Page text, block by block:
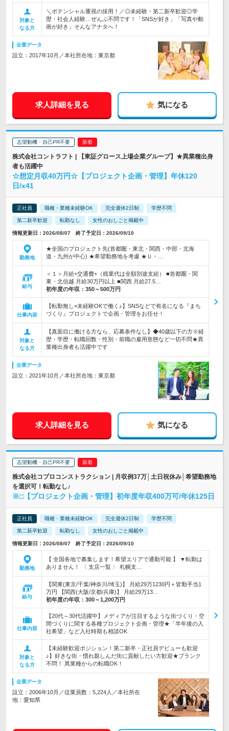
対象と
なる方
＼ポテンシャル重視の採用！／◎未経験・第二新卒歓迎◎学
歴・社会人経験…ぜんぶ不問です！「SNSが好き」「写真や動
画が好き」そんなアナタへ！
企業データ
設立：2017年10月／本社所在地：東京都
求人詳細を見る 気になる
志望動機・自己PR不要
株式会社コントラフト | 【東証グロース上場企業グループ】★異業種出身
者も活躍中
☆想定月収40万円☆【プロジェクト企画・管理】年休120
日/x41
正社員 職種・業種未経験OK 完全週休2日制 学歴不問
第二新卒歓迎 転勤なし 女性のおしごと掲載中
情報更新日：2026/08/07 終了予定日：2026/09/10
勤務地
★全国のプロジェクト先(首都圏・東北・関西・中部・北海
道・九州が中心) ★希望勤務地を考慮 ★Ｕ・…
給与
＜１＞月給+交通費+（残業代は全額別途支給） ■首都圏・関
東・北信越 月給30万円以上 ■関西 月給27.5…
初年度の年収： 350～500万円
仕事内容
【転勤無し×未経験OKで働く♪】SNSなどで有名になる『まち
づくり』プロジェクトで企画・管理をお任せ！
対象と
なる方
【真面目に働ける方なら、応募条件なし】◆40歳以下の方※経
歴・学歴・転職回数・性別・前職の雇用形態など一切不問★異
業種出身者も活躍中です
企業データ
設立：2021年10月／本社所在地：東京都
求人詳細を見る 気になる
志望動機・自己PR不要
株式会社コプロコンストラクション | 月収例37万│土日祝休み│希望勤務地
を選択可！転勤なし♪
※□【プロジェクト企画・管理】初年度年収400万可/年休125日
正社員 職種・業種未経験OK 完全週休2日制 学歴不問
第二新卒歓迎 転勤なし 女性のおしごと掲載中
情報更新日：2026/08/07 終了予定日：2026/09/10
勤務地
【 全国各地で募集します！希望エリアで通勤可能 】 ▼転勤は
ありません！ 〈 支店一覧 〉 札幌支…
給与
【関東(東京/千葉/神奈川/埼玉)】 月給29万1230円＋皆勤手当1
万円 【関西(大阪/京都/兵庫)】 月給29万13…
初年度の年収： 300～1,200万円
仕事内容
【20代～30代活躍中】メディアが注目するような街づくり・空
間づくりに関する各種プロジェクト企画・管理★「半年後の入
社希望」など入社時期も相談OK
対象と
なる方
【未経験歓迎ポジション！第二新卒・正社員デビューも歓迎
♪】好きな街・慣れ親しんだ街に貢献したい方歓迎★ブランク
不問！ 異業種からの転職OK！
企業データ
設立：2006年10月／従業員数：5,224人／本社所在
地：愛知県